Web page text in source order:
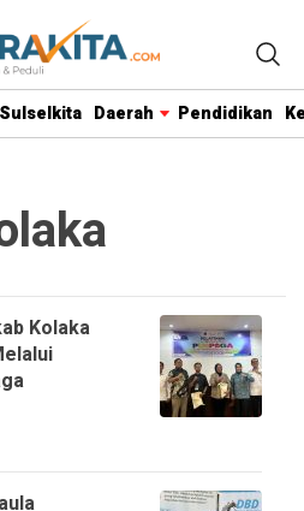
Sulselkita Daerah Pendidikan
Kolaka